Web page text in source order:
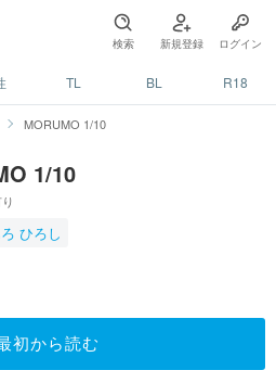
検索 新規登録 ログイン
TL BL R18
MORUMO 1/10
1/10
ひろし
初から読む